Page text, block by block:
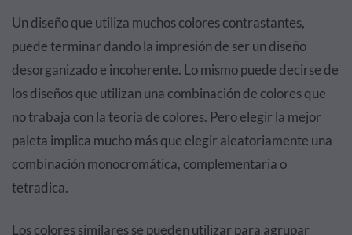
Un diseño que utiliza muchos colores contrastantes,
puede terminar dando la impresión de ser un diseño
desorganizado e incoherente. Lo mismo puede decirse de
los diseños que utilizan una combinación de colores que
no trabaja con la teoría de colores. Pero elegir la mejor
paleta implica mucho más que elegir aleatoriamente una
combinación monocromática, complementaria o
tetradica.
Los colores similares se pueden utilizar para agrupar